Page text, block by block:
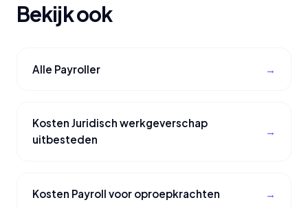
Bekijk ook
Alle Payroller
Kosten Juridisch werkgeverschap
uitbesteden
Kosten Payroll voor oproepkrachten